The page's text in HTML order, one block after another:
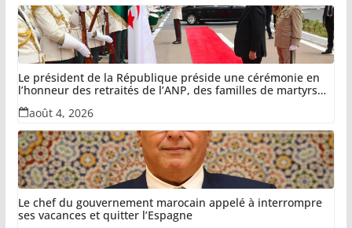
Le président de la République préside une cérémonie en
l’honneur des retraités de l’ANP, des familles de martyrs
du devoir national et des invalides dans le cadre de la lutte
antiterroriste
août 4, 2026
Le chef du gouvernement marocain appelé à interrompre
ses vacances et quitter l’Espagne